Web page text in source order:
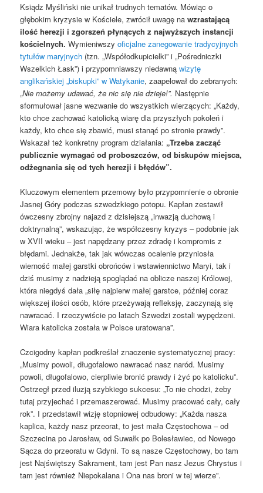
Ksiądz Myśliński nie unikał trudnych tematów. Mówiąc o
głębokim kryzysie w Kościele, zwrócił uwagę nawzrastającą
ilość herezji i zgorszeń płynących z najwyższych instancji
kościelnych.Wymieniwszyoficjalne zanegowanie tradycyjnych
tytułów maryjnych (tzn. „Współodkupicielki” i „Pośredniczki
Wszelkich Łask”) i przypomniawszy niedawnąwizytę
anglikańskiej „biskupki” w Watykanie, zaapelował do zebranych:
„Nie możemy udawać, że nic się nie dzieje!”. Następnie
sformułował jasne wezwanie do wszystkich wierzących: „Każdy,
kto chce zachować katolicką wiarę dla przyszłych pokoleń i
każdy, kto chce się zbawić, musi stanąć po stronie prawdy”.
Wskazał też konkretny program działania: „Trzeba zacząć
publicznie wymagać od proboszczów, od biskupów miejsca,
odżegnania się od tych herezji i błędów”.
Kluczowym elementem przemowy było przypomnienie o obronie
Jasnej Góry podczas szwedzkiego potopu. Kapłan zestawił
ówczesny zbrojny najazd z dzisiejszą „inwazją duchową i
doktrynalną”, wskazując, że współczesny kryzys – podobnie jak
w XVII wieku – jest napędzany przez zdradę i kompromis z
błędami. Jednakże, tak jak wówczas ocalenie przyniosła
wierność małej garstki obrońców i wstawiennictwo Maryi, tak i
dziś musimy z nadzieją spoglądać na oblicze naszej Królowej,
która niegdyś dała „siłę najpierw małej garstce, później coraz
większej ilości osób, które przeżywają refleksję, zaczynają się
nawracać. I rzeczywiście po latach Szwedzi zostali wypędzeni.
Wiara katolicka została w Polsce uratowana”.
Czcigodny kapłan podkreślał znaczenie systematycznej pracy:
„Musimy powoli, długofalowo nawracać nasz naród. Musimy
powoli, długofalowo, cierpliwie bronić prawdy i żyć po katolicku”.
Ostrzegł przed iluzją szybkiego sukcesu: „To nie chodzi, żeby
tutaj przyjechać i przemaszerować. Musimy pracować cały, cały
rok”. I przedstawił wizję stopniowej odbudowy: „Każda nasza
kaplica, każdy nasz przeorat, to jest mała Częstochowa – od
Szczecina po Jarosław, od Suwałk po Bolesławiec, od Nowego
Sącza do przeoratu w Gdyni. To są nasze Częstochowy, bo tam
jest Najświętszy Sakrament, tam jest Pan nasz Jezus Chrystus i
tam jest również Niepokalana i Ona nas broni w tej wierze”.